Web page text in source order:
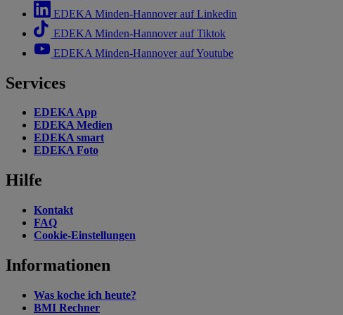
EDEKA Minden-Hannover auf Linkedin
EDEKA Minden-Hannover auf Tiktok
EDEKA Minden-Hannover auf Youtube
Services
EDEKA App
EDEKA Medien
EDEKA smart
EDEKA Foto
Hilfe
Kontakt
FAQ
Cookie-Einstellungen
Informationen
Was koche ich heute?
BMI Rechner